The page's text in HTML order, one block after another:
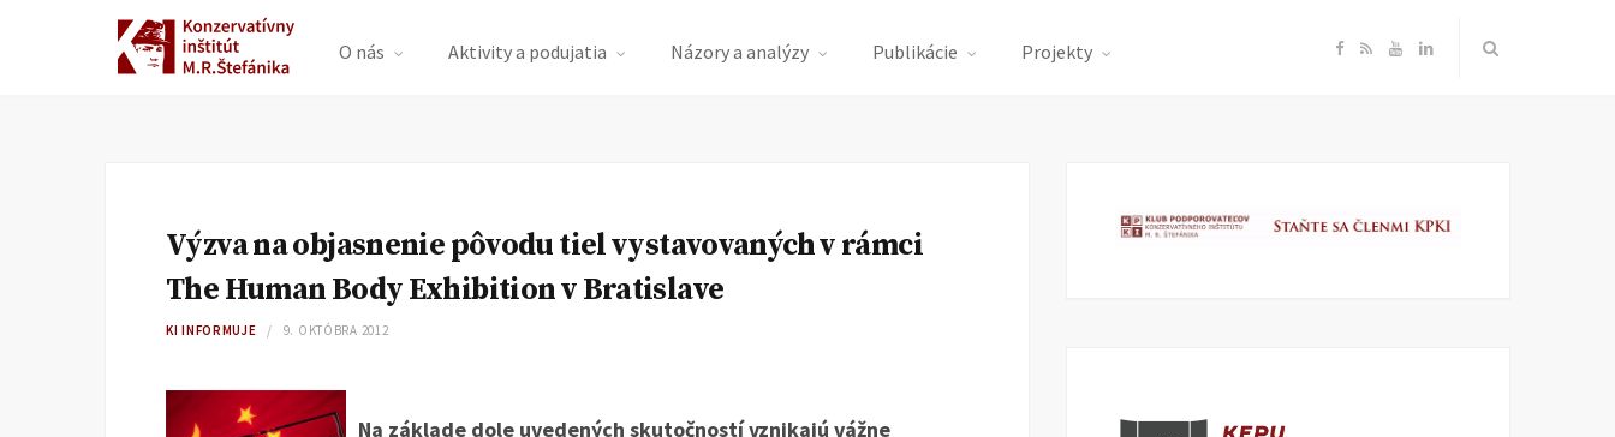
O nás Aktivity a podujatia Názory a analýzy Publikácie Projekty F
e
R Y
T
L
k
Výzva na objasnenie pôvodu tiel vystavovaných v rámci
The Human Body Exhibition v Bratislave
KI INFORMUJE 9. OKTÓBRA 2012
Na základe dole uvedených skutočností vznikajú vážne